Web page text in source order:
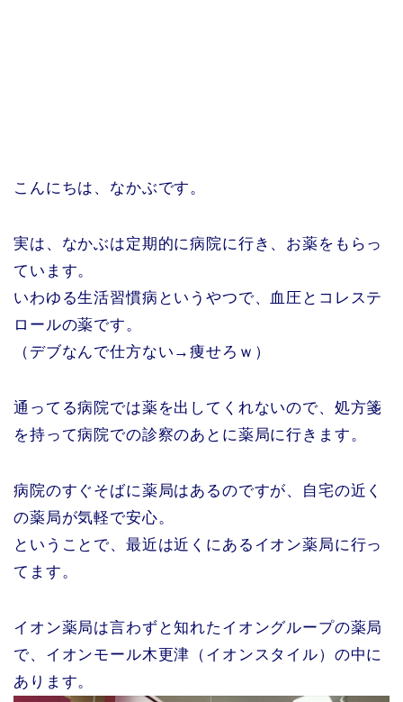
こんにちは、なかぶです。
実は、なかぶは定期的に病院に行き、お薬をもらっ
ています。
いわゆる生活習慣病というやつで、血圧とコレステ
ロールの薬です。
（デブなんで仕方ない→痩せろｗ）
通ってる病院では薬を出してくれないので、処方箋
を持って病院での診察のあとに薬局に行きます。
病院のすぐそばに薬局はあるのですが、自宅の近く
の薬局が気軽で安心。
ということで、最近は近くにあるイオン薬局に行っ
てます。
イオン薬局は言わずと知れたイオングループの薬局
で、イオンモール木更津（イオンスタイル）の中に
あります。